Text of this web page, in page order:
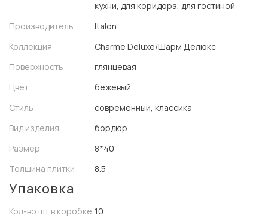
кухни, для коридора, для гостиной
Производитель
Italon
Коллекция
Charme Deluxe/Шарм Делюкс
Поверхность
глянцевая
Цвет
бежевый
Стиль
современный, классика
Вид изделия
бордюр
Размер
8*40
Толщина плитки
8.5
Упаковка
Кол-во шт в коробке 10